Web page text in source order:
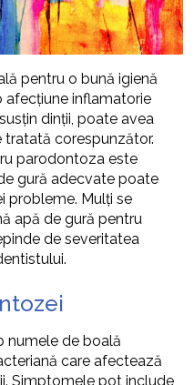
pentru o bună igienă
afecțiune inflamatorie
dinții, poate avea
corespunzător.
parodontoza este
gură adecvate poate
probleme. Mulți se
apă de gură pentru
de severitatea
numele de boală
care afectează
Simptomele pot include